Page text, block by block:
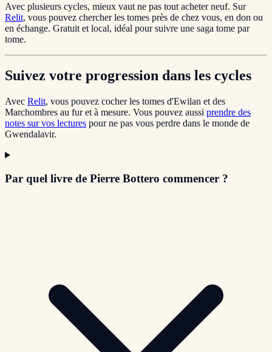
Avec plusieurs cycles, mieux vaut ne pas tout acheter neuf. Sur
Relit, vous pouvez chercher les tomes près de chez vous, en don ou
en échange. Gratuit et local, idéal pour suivre une saga tome par
tome.
Suivez votre progression dans les cycles
Avec Relit, vous pouvez cocher les tomes d'Ewilan et des
Marchombres au fur et à mesure. Vous pouvez aussi prendre des
notes sur vos lectures pour ne pas vous perdre dans le monde de
Gwendalavir.
Par quel livre de Pierre Bottero commencer ?